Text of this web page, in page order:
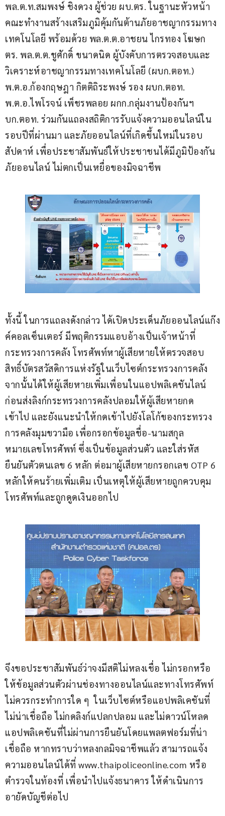
พล.ต.ท.สมพงษ์ ชิงดวง ผู้ช่วย ผบ.ตร. ในฐานะหัวหน้า
คณะทำงานสร้างเสริมภูมิคุ้มกันต้านภัยอาชญากรรมทาง
เทคโนโลยี พร้อมด้วย พล.ต.ต.อาชยน ไกรทอง โฆษก
ตร. พล.ต.ต.ชูศักดิ์ ขนาดนิด ผู้บังคับการตรวจสอบและ
วิเคราะห์อาชญากรรมทางเทคโนโลยี (ผบก.ตอท.)
พ.ต.อ.ก้องกฤษฎา กิตติถิระพงษ์ รอง ผบก.ตอท.
พ.ต.อ.ไพโรจน์ เพ็ชรพลอย ผกก.กลุ่มงานป้องกันฯ
บก.ตอท. ร่วมกันแถลงสถิติการรับแจ้งความออนไลน์ใน
รอบปีที่ผ่านมา และภัยออนไลน์ที่เกิดขึ้นใหม่ในรอบ
สัปดาห์ เพื่อประชาสัมพันธ์ให้ประชาชนได้มีภูมิป้องกัน
ภัยออนไลน์ ไม่ตกเป็นเหยื่อของมิจฉาชีพ
ทั้งนี้ ในการแถลงดังกล่าว ได้เปิดประเด็นภัยออนไลน์แก๊ง
ค์คอลเซ็นเตอร์ มีพฤติกรรมแอบอ้างเป็นเจ้าหน้าที่
กระทรวงการคลัง โทรศัพท์หาผู้เสียหายให้ตรวจสอบ
สิทธิ์บัตรสวัสดิการแห่งรัฐในเว็บไซต์กระทรวงการคลัง
จากนั้นได้ให้ผู้เสียหายเพิ่มเพื่อนในแอปพลิเคชันไลน์
ก่อนส่งลิงก์กระทรวงการคลังปลอมให้ผู้เสียหายกด
เข้าไป และยังแนะนำให้กดเข้าไปยังโลโก้ของกระทรวง
การคลังมุมขวามือ เพื่อกรอกข้อมูลชื่อ-นามสกุล
หมายเลขโทรศัพท์ ซึ่งเป็นข้อมูลส่วนตัว และใส่รหัส
ยืนยันตัวตนเลข 6 หลัก ต่อมาผู้เสียหายกรอกเลข OTP 6
หลักให้คนร้ายเพิ่มเติม เป็นเหตุให้ผู้เสียหายถูกควบคุม
โทรศัพท์และถูกดูดเงินออกไป
จึงขอประชาสัมพันธ์ว่าจงมีสติไม่หลงเชื่อ ไม่กรอกหรือ
ให้ข้อมูลส่วนตัวผ่านช่องทางออนไลน์และทางโทรศัพท์
ไม่ควรกระทำการใด ๆ  ในเว็บไซต์หรือแอปพลิเคชันที่
ไม่น่าเชื่อถือ ไม่กดลิงก์แปลกปลอม และไม่ดาวน์โหลด
แอปพลิเคชันที่ไม่ผ่านการยืนยันโดยแพลตฟอร์มที่น่า
เชื่อถือ หากทราบว่าหลงกลมิจฉาชีพแล้ว สามารถแจ้ง
ความออนไลน์ได้ที่ www.thaipoliceonline.com หรือ
ตำรวจในท้องที่ เพื่อนำไปแจ้งธนาคาร ให้ดำเนินการ
อายัดบัญชีต่อไป